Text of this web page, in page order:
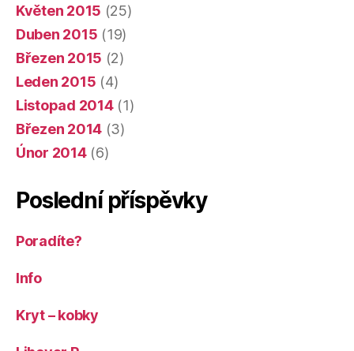
Květen 2015 (25)
Duben 2015 (19)
Březen 2015 (2)
Leden 2015 (4)
Listopad 2014(1)
Březen 2014 (3)
Únor 2014(6)
Poslední příspěvky
Poradíte?
Info
Kryt – kobky